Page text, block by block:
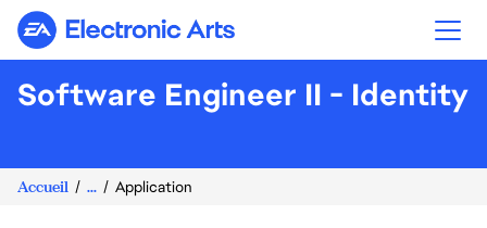
Electronic Arts
Software Engineer II - Identity
Accueil ... Application